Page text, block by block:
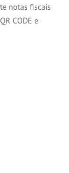
notas fiscais
CODE e